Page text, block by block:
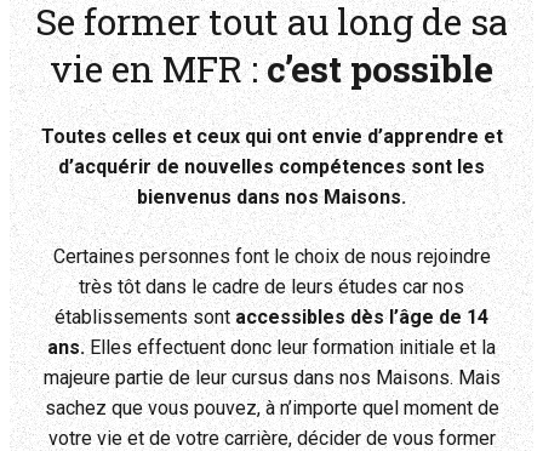
Se former tout au long de sa
vie en MFR :c’est possible
Toutes celles et ceux qui ont envie d’apprendre et
d’acquérir de nouvelles compétences sont les
bienvenus dans nos Maisons.
Certaines personnes font le choix de nous rejoindre
très tôt dans le cadre de leurs études car nos
établissements sontaccessibles dès l’âge de 14
ans.Elles effectuent donc leur formation initiale et la
majeure partie de leur cursus dans nos Maisons. Mais
sachez que vous pouvez, à n’importe quel moment de
votre vie et de votre carrière, décider de vous former